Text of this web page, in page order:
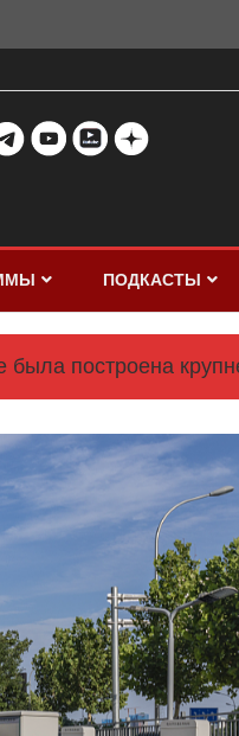
ПОДКАСТЫ
была построена